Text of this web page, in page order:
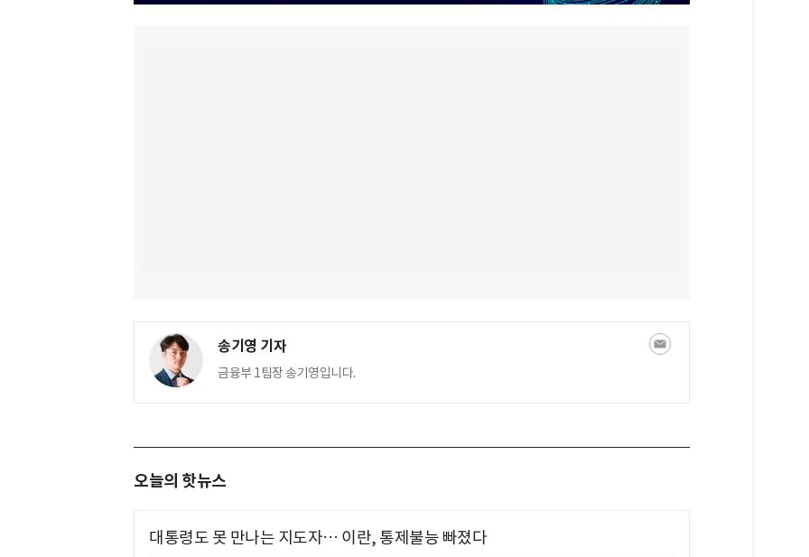
송기영 기자
금융부 1팀장 송기영입니다.
오늘의 핫뉴스
대통령도 못 만나는 지도자… 이란, 통제불능 빠졌다